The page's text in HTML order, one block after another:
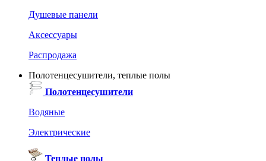
Душевые панели
Аксессуары
Распродажа
Полотенцесушители, теплые полы
Полотенцесушители
Водяные
Электрические
Теплые полы